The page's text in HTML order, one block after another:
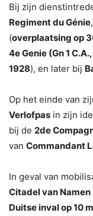
Bij zijn
Regiment du Génie,
(overplaatsing op
4e Genie (Gn 1
1928), en later bij
Op het einde van
Verlofpas in zijn
bij de 2de
van Commandant
In geval van
Citadel van Namen
Duitse inval op 10